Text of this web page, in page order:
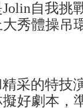
自我挑
秀體操吊
采的特技
好劇本，